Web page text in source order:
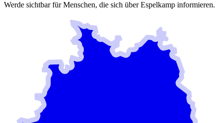
Werde sichtbar für Menschen, die sich überEspelkamp informieren.